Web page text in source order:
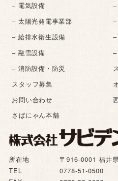
所在地
〒916-0001 福井
TEL
0778-51-0500
– 電気設備
– 太陽光発電事業部
– 給排水衛生設備
– 融雪設備
– 消防設備・防災
スタッフ募集
お問い合わせ
さばにゃん本舗